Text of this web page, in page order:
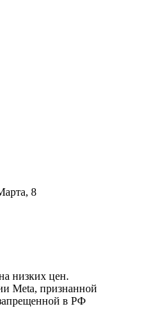
8
низких цен.
Meta, признанной
в РФ